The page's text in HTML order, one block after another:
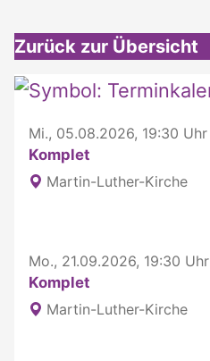
Zurück zur Übersicht
Weitere interessante Inhalte
Mi., 05.08.2026, 19:30 Uhr
Komplet
Martin-Luther-Kirche
Mo., 21.09.2026, 19:30 Uhr
Komplet
Martin-Luther-Kirche